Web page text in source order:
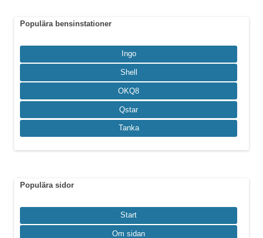
Populära bensinstationer
Ingo
Shell
OKQ8
Qstar
Tanka
Populära sidor
Start
Om sidan